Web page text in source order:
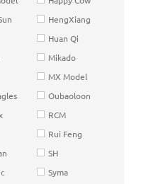
HengXiang
Huan Qi
Mikado
MX Model
Oubaoloon
RCM
Rui Feng
SH
Syma